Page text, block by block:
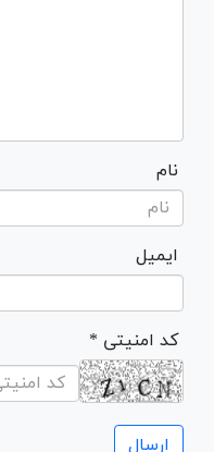
نام
ایمیل
* کد امنیتی